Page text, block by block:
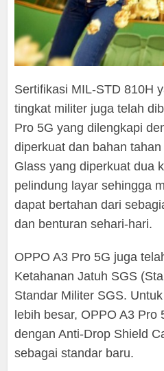
Sertifikasi MIL-STD 810H
tingkat militer juga telah
Pro 5G yang dilengkapi
diperkuat dan bahan
Glass yang diperkuat dua
pelindung layar sehingga
dapat bertahan dari
dan benturan sehari-hari.
OPPO A3 Pro 5G juga
Ketahanan Jatuh SGS
Standar Militer SGS.
lebih besar, OPPO A3 Pro
dengan Anti-Drop Shield
sebagai standar baru.